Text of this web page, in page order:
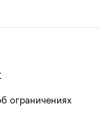
ограничениях